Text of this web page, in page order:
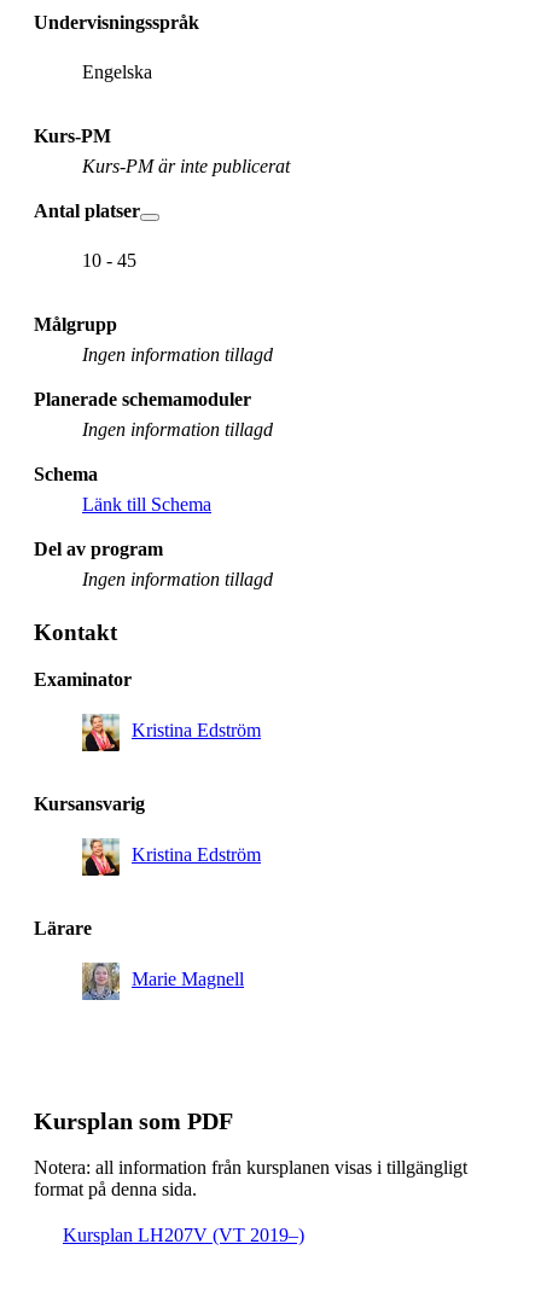
Undervisningsspråk
Engelska
Kurs-PM
Kurs-PM är inte publicerat
Antal platser
10 - 45
Målgrupp
Ingen information tillagd
Planerade schemamoduler
Ingen information tillagd
Schema
Länk till Schema
Del av program
Ingen information tillagd
Kontakt
Examinator
Kristina Edström
Kursansvarig
Kristina Edström
Lärare
Marie Magnell
Kursplan som PDF
Notera: all information från kursplanen visas i tillgängligt
format på denna sida.
Kursplan LH207V (VT 2019–)